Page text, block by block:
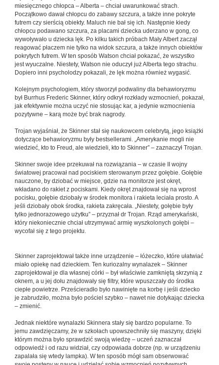
miesięcznego chłopca – Alberta – chciał uwarunkować strach.
Początkowo dawał chłopcu do zabawy szczura, a także inne pokryte
futrem czy sierścią obiekty. Maluch nie bał się ich. Następnie kiedy
chłopcu podawano szczura, za placami dziecka uderzano w gong, co
wywoływało u dziecka lęk. Po kilku takich próbach Mały Albert zaczął
reagować płaczem nie tylko na widok szczura, a także innych obiektów
pokrytych futrem. W ten sposób Watson chciał pokazać, że wszystko
jest wyuczalne. Niestety, Watson nie oduczył już Alberta tego strachu.
Dopiero inni psycholodzy pokazali, że lęk można również wygasić.
Kolejnym psychologiem, który stworzył podwaliny dla behawioryzmu
był Burrhus Frederic Skinner, który odkrył rozkłady wzmocnień, pokazał,
jak efektywnie można uczyć nie stosując kar, a jedynie wzmocnienia
pozytywne – karą może być brak nagrody.
Trojan wyjaśniał, że Skinner stał się naukowcem celebrytą, jego książki
dotyczące behawioryzmu były bestsellerami. „Amerykanie mogli nie
wiedzieć, kto to Freud, ale wiedzieli, kto to Skinner” – zaznaczył Trojan.
Skinner swoje idee przekuwał na rozwiązania – w czasie II wojny
światowej pracował nad pociskiem sterowanym przez gołębie. Gołębie
nauczone, by dziobać w miejsce, gdzie na monitorze jest okręt,
wkładano do rakiet z pociskami. Kiedy okręt znajdował się na wprost
pocisku, gołębie dziobały w środek monitora i rakieta leciała prosto. A
jeśli dziobały obok środka, rakieta zakręcała. „Niestety, gołębie były
tylko jednorazowego użytku” – przyznał dr Trojan. Rząd amerykański,
który niekoniecznie chciał utrzymywać armię wyszkolonych gołębi –
wycofał się z tego projektu.
Skinner zaprojektował także inne urządzenie – łóżeczko, które ułatwiać
miało opiekę nad dzieckiem. Ten kuriozalny wynalazek – Skinner
zaprojektował je dla własnej córki – był właściwie zamkniętą skrzynią z
oknem, a u jej dołu znajdowały się filtry, które wpuszczały do środka
ciepłe powietrze. Prześcieradło było nawinięte na korbę i jeśli dziecko
je zabrudziło, można było pościel szybko – nawet nie dotykając dziecka
– zmienić.
Jednak niektóre wynalazki Skinnera stały się bardzo popularne. To
jemu zawdzięczamy, że w szkołach upowszechniły się maszyny, dzięki
którym można było sprawdzić swoją wiedzę – uczeń zaznaczał
odpowiedź i od razu widział, czy odpowiada dobrze (np. w urządzeniu
zapalała się wtedy lampka). W ten sposób mógł sam obserwować